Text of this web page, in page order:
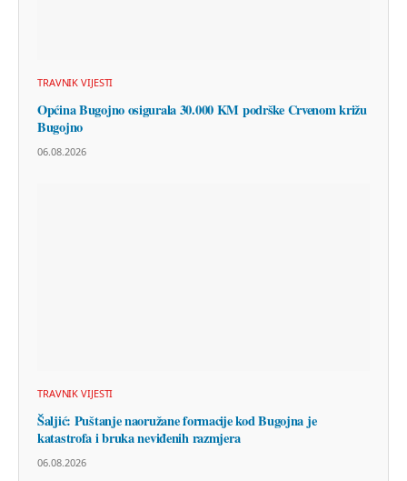
TRAVNIK VIJESTI
Općina Bugojno osigurala 30.000 KM podrške Crvenom križu
Bugojno
06.08.2026
TRAVNIK VIJESTI
Šaljić: Puštanje naoružane formacije kod Bugojna je
katastrofa i bruka neviđenih razmjera
06.08.2026